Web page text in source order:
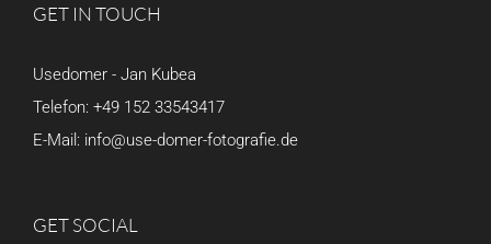
GET IN TOUCH
Usedomer - Jan Kubea
Telefon: +49 152 33543417
E-Mail: info@use-domer-fotografie.de
GET SOCIAL